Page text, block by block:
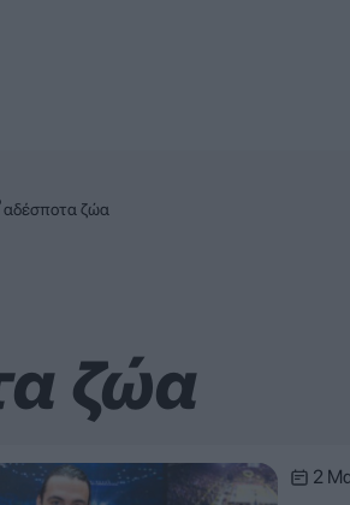
αδέσποτα ζώα
ζώα
2